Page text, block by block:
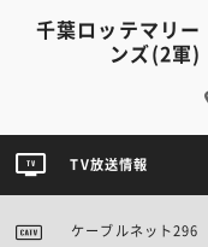
千葉ロッテマリー
ンズ(2軍)
TV放送情報
ケーブルネット296